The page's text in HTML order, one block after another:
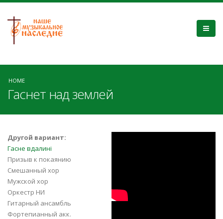
HOME
Гаснет над землей
Другой вариант:
Гасне вдалині
Призыв к покаянию
Смешанный хор
Мужской хор
Оркестр НИ
Гитарный ансамбль
Фортепианный акк.
“VICTORY”